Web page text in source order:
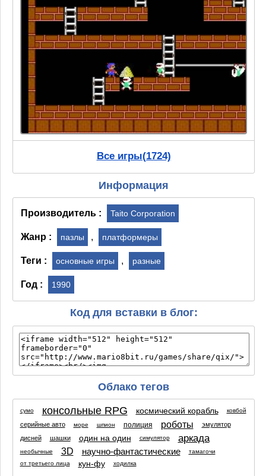
Все игры(1724)
Информация
Производитель : Taito Corporation
Жанр : пазлы , платформеры
Теги : основные игры , разные
Год : 1990
Код для вставки в блог:
Облако тегов
сумо консольные RPG космический корабль ковбой
серийные авто море шпион полиция роботы
эмулятор
дисней
шашки один на один симулятор аркада
необычные 3D научно-фантастические
тамагочи
от третьего лица
кун-фу ходилка